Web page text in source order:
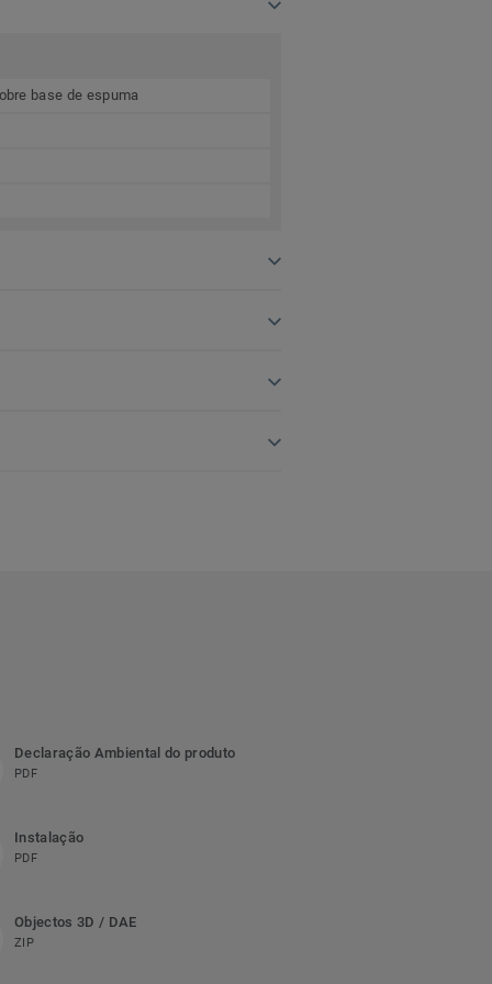
base de espuma
Declaração Ambiental do produto
PDF
Instalação
PDF
Objectos 3D / DAE
ZIP